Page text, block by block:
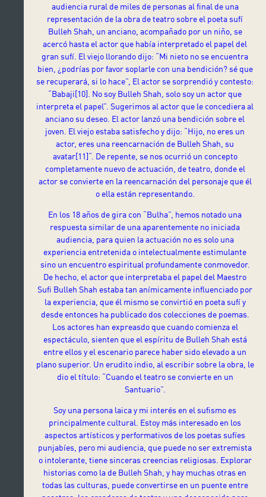
audiencia rural de miles de personas al final de una
representación de la obra de teatro sobre el poeta sufí
Bulleh Shah, un anciano, acompañado por un niño, se
acercó hasta el actor que había interpretado el papel del
gran sufí. El viejo llorando dijo: “Mi nieto no se encuentra
bien, ¿podrías por favor soplarle con una bendición? sé que
se recuperará, si lo hace”, El actor se sorprendió y contesto:
“Babaji[10]. No soy Bulleh Shah, solo soy un actor que
interpreta el papel”. Sugerimos al actor que le concediera al
anciano su deseo. El actor lanzó una bendición sobre el
joven. El viejo estaba satisfecho y dijo: “Hijo, no eres un
actor, eres una reencarnación de Bulleh Shah, su
avatar[11]“. De repente, se nos ocurrió un concepto
completamente nuevo de actuación, de teatro, donde el
actor se convierte en la reencarnación del personaje que él
o ella están representando.
En los 18 años de gira con “Bulha”, hemos notado una
respuesta similar de una aparentemente no iniciada
audiencia, para quien la actuación no es solo una
experiencia entretenida o intelectualmente estimulante
sino un encuentro espiritual profundamente conmovedor.
De hecho, el actor que interpretaba el papel del Maestro
Sufi Bulleh Shah estaba tan anímicamente influenciado por
la experiencia, que él mismo se convirtió en poeta sufí y
desde entonces ha publicado dos colecciones de poemas.
Los actores han expreasdo que cuando comienza el
espectáculo, sienten que el espíritu de Bulleh Shah está
entre ellos y el escenario parece haber sido elevado a un
plano superior. Un erudito indio, al escribir sobre la obra, le
dio el título: “Cuando el teatro se convierte en un
Santuario”.
Soy una persona laica y mi interés en el sufismo es
principalmente cultural. Estoy más interesado en los
aspectos artísticos y performativos de los poetas sufíes
punjabíes, pero mi audiencia, que puede no ser extremista
o intolerante, tiene sinceras creencias religiosas. Explorar
historias como la de Bulleh Shah, y hay muchas otras en
todas las culturas, puede convertirse en un puente entre